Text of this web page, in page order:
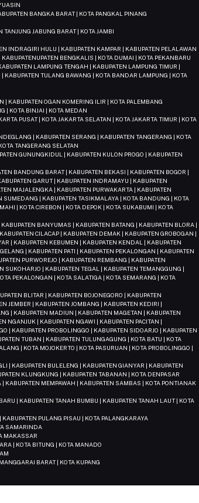
BANGKA BARAT | KOTA PANGKAL PINANG
TANJUNG JABUNG BARAT | KOTA JAMBI
INDRAGIRI HULU | KABUPATEN KAMPAR | KABUPATEN PELALAWAN
BENGKALIS | KOTA DUMAI | KOTA PEKANBARU
LAMPUNG TENGAH | KABUPATEN LAMPUNG TIMUR |
KABUPATEN TULANG BAWANG | KOTA BANDAR LAMPUNG | KOTA
| KABUPATEN OGAN KOMERING ILIR | KOTA PALEMBANG
| KOTA BINJAI | KOTA MEDAN
PUSAT | KOTA JAKARTA SELATAN | KOTA JAKARTA TIMUR | KOTA
| KABUPATEN SERANG | KABUPATEN TANGERANG | KOTA
TANGERANG SELATAN
GUNUNGKIDUL | KABUPATEN KULON PROGO | KABUPATEN
BANDUNG BARAT | KABUPATEN BEKASI | KABUPATEN BOGOR |
GARUT | KABUPATEN INDRAMAYU | KABUPATEN
MAJALENGKA | KABUPATEN PURWAKARTA | KABUPATEN
| KABUPATEN TASIKMALAYA | KOTA BANDUNG | KOTA
| KOTA CIREBON | KOTA DEPOK | KOTA SUKABUMI | KOTA
BANYUMAS | KABUPATEN BATANG | KABUPATEN BLORA |
CILACAP | KABUPATEN DEMAK | KABUPATEN GROBOGAN |
| KABUPATEN KEBUMEN | KABUPATEN KENDAL | KABUPATEN
| KABUPATEN PATI | KABUPATEN PEKALONGAN | KABUPATEN
PURWOREJO | KABUPATEN REMBANG | KABUPATEN
SUKOHARJO | KABUPATEN TEGAL | KABUPATEN TEMANGGUNG |
PEKALONGAN | KOTA SALATIGA | KOTA SEMARANG | KOTA
BLITAR | KABUPATEN BOJONEGORO | KABUPATEN
JEMBER | KABUPATEN JOMBANG | KABUPATEN KEDIRI |
| KABUPATEN MADIUN | KABUPATEN MAGETAN | KABUPATEN
NGANJUK | KABUPATEN NGAWI | KABUPATEN PACITAN |
| KABUPATEN PROBOLINGGO | KABUPATEN SIDOARJO | KABUPATEN
TUBAN | KABUPATEN TULUNGAGUNG | KOTA BATU | KOTA
| KOTA MOJOKERTO | KOTA PASURUAN | KOTA PROBOLINGGO |
| KABUPATEN BULELENG | KABUPATEN GIANYAR | KABUPATEN
KLUNGKUNG | KABUPATEN TABANAN | KOTA DENPASAR
| KABUPATEN MEMPAWAH | KABUPATEN SAMBAS | KOTA PONTIANAK
| KABUPATEN TANAH BUMBU | KABUPATEN TANAH LAUT | KOTA
KABUPATEN PULANG PISAU | KOTA PALANGKARAYA
SAMARINDA
MAKASSAR
| KOTA BITUNG | KOTA MANADO
BARAT | KOTA KUPANG